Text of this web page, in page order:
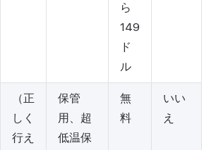
ら
149
ド
ル
（正
しく
行え
保管
用、超
低温保
無
料
いい
え